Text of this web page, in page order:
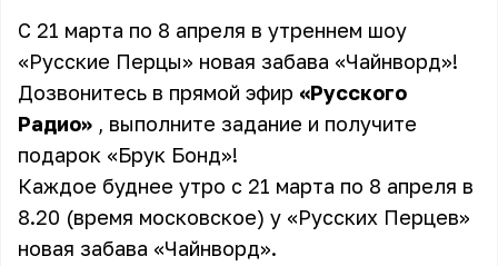
С 21 марта по 8 апреля в утреннем шоу
«Русские Перцы» новая забава «Чайнворд»!
Дозвонитесь в прямой эфир «Русского
Радио» , выполните задание и получите
подарок «Брук Бонд»!
Каждое буднее утро с 21 марта по 8 апреля в
8.20 (время московское) у «Русских Перцев»
новая забава «Чайнворд».